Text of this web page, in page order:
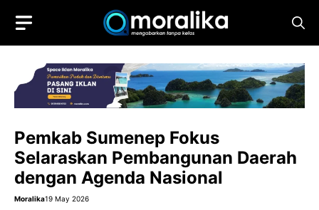
content
Pemkab Sumenep Fokus
Selaraskan Pembangunan Daerah
dengan Agenda Nasional
Moralika19 May 2026